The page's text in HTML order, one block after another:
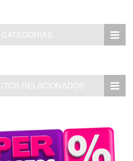
CATEGORIAS
RELACIONADOS